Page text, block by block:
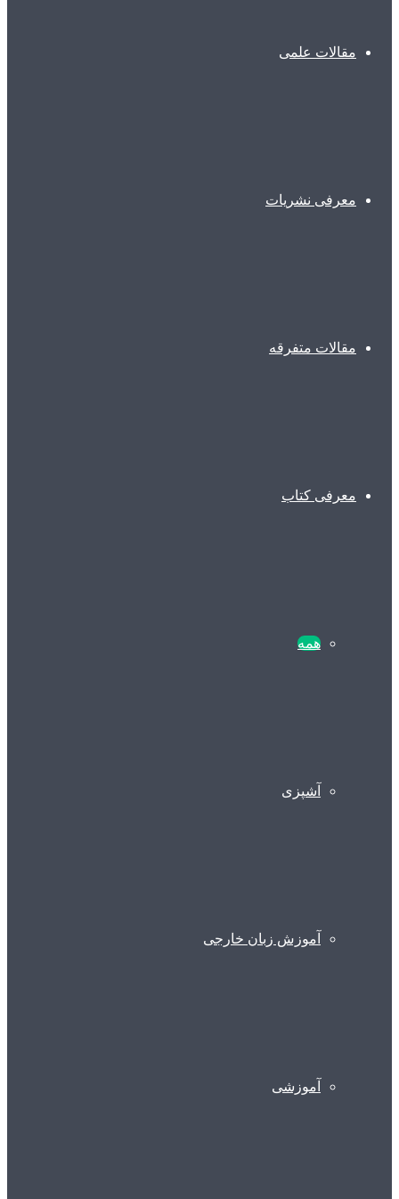
مقالات علمی
معرفی نشریات
مقالات متفرقه
معرفی کتاب
همه
آشپزی
آموزش زبان خارجی
آموزشی